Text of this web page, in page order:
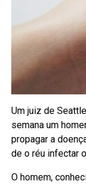
Um juiz de
semana um
propagar a
de o réu infectar
O homem,